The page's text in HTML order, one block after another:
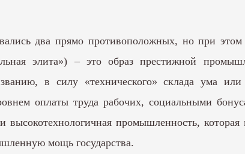
два прямо противоположных, но при
элита») – это образ престижной
в силу «технического» склада ума
оплаты труда рабочих, социальными
промышленность, которая
мощь государства.